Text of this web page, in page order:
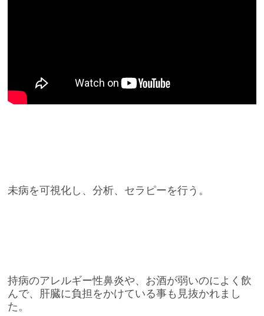
未病を可視化し、分析、セラピーを行う。
持病のアレルギー性鼻炎や、お酒が弱いのによく飲
んで、肝臓に負担をかけている事も見抜かれまし
た。